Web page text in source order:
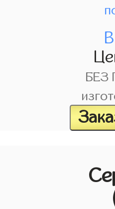
БЕЗ